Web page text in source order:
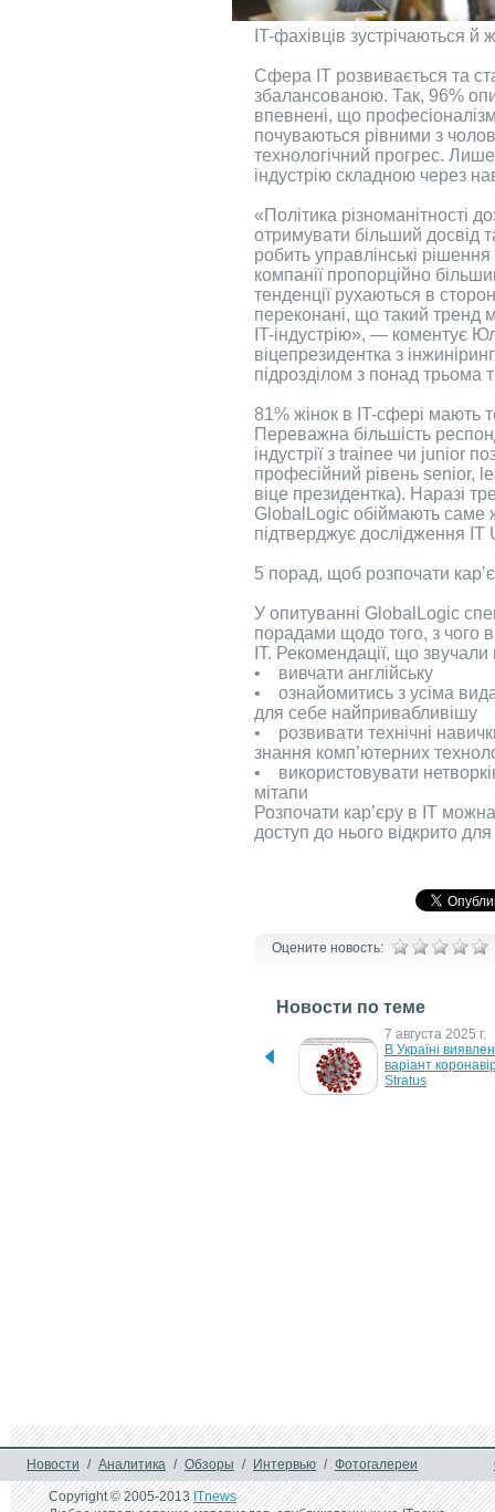
IT-фахівців зустрічаються й
Сфера IT розвивається та
збалансованою. Так, 96%
впевнені, що
почуваються рівними з
технологічний прогрес.
індустрію складною через
«Політика різноманітності
отримувати більший досвід
робить управлінські
компанії пропорційно
тенденції рухаються в
переконані, що такий тренд
IT-індустрію», — коментує
віцепрезидентка з
підрозділом з понад трьома
81% жінок в IT-сфері мають
Переважна більшість
індустрії з trainee чи junior
професійний рівень senior,
віце президентка). Наразі
GlobalLogic обіймають саме
підтверджує дослідження IT
5 порад, щоб розпочати
У опитуванні GlobalLogic
порадами щодо того, з чого
IT. Рекомендації, що звучали
• вивчати англійську
• ознайомитись з усіма
для себе найпривабливішу
• розвивати технічні
знання комп’ютерних
• використовувати
мітапи
Розпочати кар’єру в IT
доступ до нього відкрито
Оцените новость:
Новости по теме
частка жителів, які вірять у
7 августа 2025 г.
В Україні
варіант
Stratus
Новости / Аналитика / Обзоры / Интервью / Фотогалереи
Copyright © 2005-2013ITnews